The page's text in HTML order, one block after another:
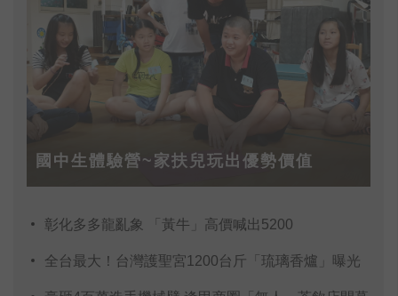
國中生體驗營~家扶兒玩出優勢價值
彰化多多龍亂象 「黃牛」高價喊出5200
全台最大！台灣護聖宮1200台斤「琉璃香爐」曝光